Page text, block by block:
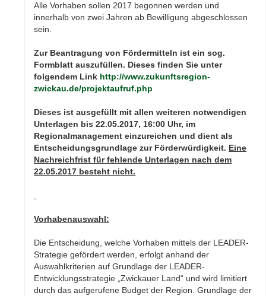
Alle Vorhaben sollen 2017 begonnen werden und
innerhalb von zwei Jahren ab Bewilligung abgeschlossen
sein.
Zur Beantragung von Fördermitteln ist ein sog.
Formblatt auszufüllen. Dieses finden Sie unter
folgendem Link http://www.zukunftsregion-
zwickau.de/projektaufruf.php
Dieses ist ausgefüllt mit allen weiteren notwendigen
Unterlagen bis 22.05.2017, 16:00 Uhr, im
Regionalmanagement einzureichen und dient als
Entscheidungsgrundlage zur Förderwürdigkeit. Eine
Nachreichfrist für fehlende Unterlagen nach dem
22.05.2017 besteht nicht.
Vorhabenauswahl:
Die Entscheidung, welche Vorhaben mittels der LEADER-
Strategie gefördert werden, erfolgt anhand der
Auswahlkriterien auf Grundlage der LEADER-
Entwicklungsstrategie „Zwickauer Land“ und wird limitiert
durch das aufgerufene Budget der Region. Grundlage der